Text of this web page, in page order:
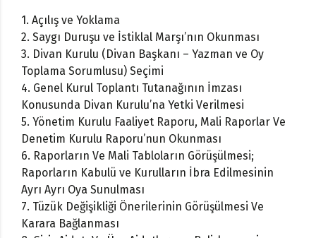
1. Açılış ve Yoklama
2. Saygı Duruşu ve İstiklal Marşı’nın Okunması
3. Divan Kurulu (Divan Başkanı – Yazman ve Oy
Toplama Sorumlusu) Seçimi
4. Genel Kurul Toplantı Tutanağının İmzası
Konusunda Divan Kurulu’na Yetki Verilmesi
5. Yönetim Kurulu Faaliyet Raporu, Mali Raporlar Ve
Denetim Kurulu Raporu’nun Okunması
6. Raporların Ve Mali Tabloların Görüşülmesi;
Raporların Kabulü ve Kurulların İbra Edilmesinin
Ayrı Ayrı Oya Sunulması
7. Tüzük Değişikliği Önerilerinin Görüşülmesi Ve
Karara Bağlanması